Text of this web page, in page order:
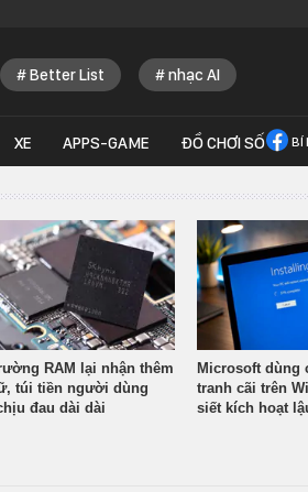
Better List nhạc AI
XE APPS-GAME ĐỒ CHƠI SỐ BÍ
RAM lại nhận thêm
túi tiền người dùng
đau dài dài
Microsoft dùng
tranh cãi trên
siết kích hoạt